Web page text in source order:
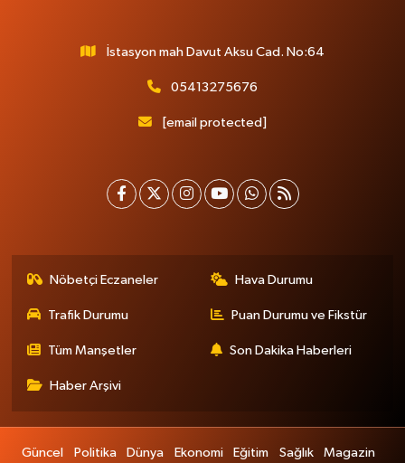
İstasyon mah Davut Aksu Cad. No:64
05413275676
[email protected]
Nöbetçi Eczaneler Hava Durumu
Trafik Durumu Puan Durumu ve Fikstür
Tüm Manşetler Son Dakika Haberleri
Haber Arşivi
Güncel Politika Dünya Ekonomi Eğitim Sağlık Magazin